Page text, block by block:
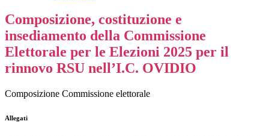
Composizione, costituzione e
insediamento della Commissione
Elettorale per le Elezioni 2025 per il
rinnovo RSU nell’I.C. OVIDIO
Composizione Commissione elettorale
Allegati